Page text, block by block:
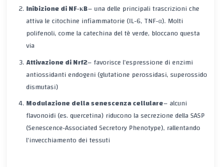
Inibizione di NF‑κB– una delle principali trascrizioni che
attiva le citochine infiammatorie (IL‑6, TNF‑α). Molti
polifenoli, come la catechina del tè verde, bloccano questa
via
Attivazione di Nrf2– favorisce l’espressione di enzimi
antiossidanti endogeni (glutatione perossidasi, superossido
dismutasi)
Modulazione della senescenza cellulare– alcuni
flavonoidi (es. quercetina) riducono la secrezione della SASP
(Senescence‑Associated Secretory Phenotype), rallentando
l’invecchiamento dei tessuti